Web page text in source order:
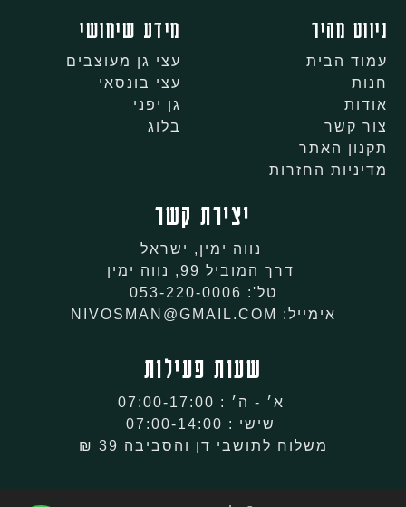
ניווט מהיר
עמוד הבית
חנות
אודות
צור קשר
תקנון האתר
מדיניות החזרות
מידע שימושי
עצי גן מעוצבים
עצי בונסאי
גן יפני
בלוג
יצירת קשר
נווה ימין, ישראל
דרך המוביל 99, נווה ימין
טל': 053-220-0006
אימייל: NIVOSMAN@GMAIL.COM
שעות פעילות
א׳ - ה׳ : 07:00-17:00
שישי : 07:00-14:00
משלוח לתושבי דן והסביבה 39 ₪